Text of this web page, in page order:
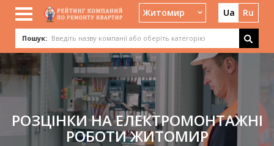
Житомир Ua Ru
Пошук:
РОЗЦІНКИ НА ЕЛЕКТРОМОНТАЖНІ
РОБОТИ ЖИТОМИР